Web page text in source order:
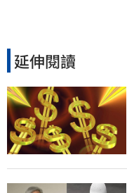
延伸閱讀